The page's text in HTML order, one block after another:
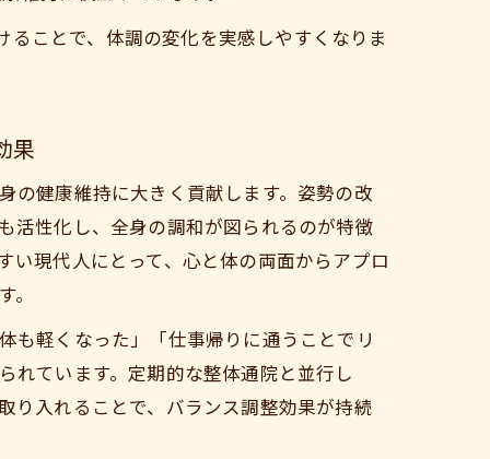
ことで、体調の変化を実感しやすくなりま
果
の健康維持に大きく貢献します。姿勢の改
活性化し、全身の調和が図られるのが特徴
い現代人にとって、心と体の両面からアプロ
。
も軽くなった」「仕事帰りに通うことでリ
れています。定期的な整体通院と並行し
り入れることで、バランス調整効果が持続